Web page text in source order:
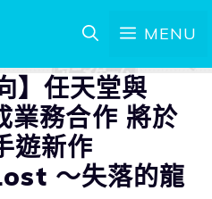
MENU
】任天堂與
務合作 將於
遊新作
～失落的龍